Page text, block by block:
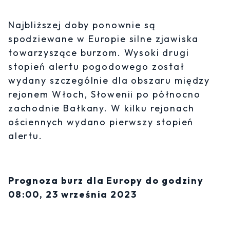
Najbliższej doby ponownie są
spodziewane w Europie silne zjawiska
towarzyszące burzom. Wysoki drugi
stopień alertu pogodowego został
wydany szczególnie dla obszaru między
rejonem Włoch, Słowenii po północno
zachodnie Bałkany. W kilku rejonach
ościennych wydano pierwszy stopień
alertu.
Prognoza burz dla Europy do godziny
08:00, 23 września 2023